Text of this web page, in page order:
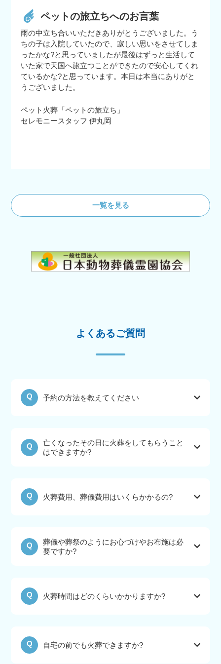
ペットの旅立ちへのお言葉
雨の中立ち合いいただきありがとうございました。う
ちの子は入院していたので、寂しい思いをさせてしま
ったかな?と思っていましたが最後はずっと生活して
いた家で天国へ旅立つことができたので安心してくれ
ているかな?と思っています。本日は本当にありがと
うございました。
ペット火葬「ペットの旅立ち」
セレモニースタッフ 伊丸岡
一覧を見る
よくあるご質問
Q 予約の方法を教えてください
Q
亡くなったその日に火葬をしてもらうこと
はできますか?
Q 火葬費用、葬儀費用はいくらかかるの?
Q
葬儀や葬祭のようにお心づけやお布施は必
要ですか?
Q 火葬時間はどのくらいかかりますか?
Q 自宅の前でも火葬できますか?